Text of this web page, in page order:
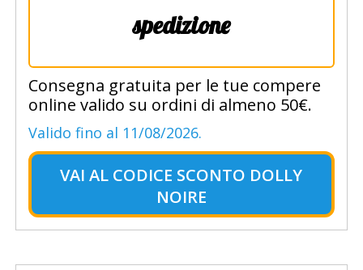
spedizione
Consegna gratuita per le tue compere
online valido su ordini di almeno 50€.
Valido fino al 11/08/2026.
VAI AL CODICE SCONTO DOLLY
NOIRE